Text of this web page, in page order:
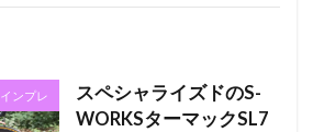
インプレ
スペシャライズドのS-
WORKSターマックSL7